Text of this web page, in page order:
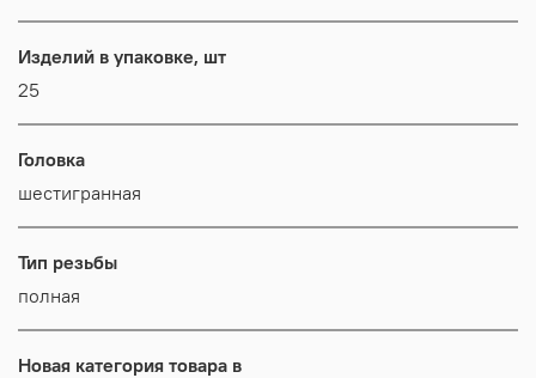
Изделий в упаковке, шт
25
Головка
шестигранная
Тип резьбы
полная
Новая категория товара в